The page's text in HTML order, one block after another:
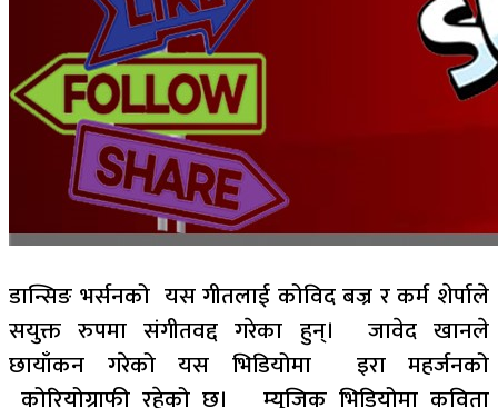
डान्सिङ भर्सनको यस गीतलाई कोविद बज्र र कर्म शेर्पाले
सयुक्त रुपमा संगीतवद्द गरेका हुन्। जावेद खानले
छायाँकन गरेको यस भिडियोमा इरा महर्जनको
कोरियोग्राफी रहेको छ। म्युजिक भिडियोमा कविता